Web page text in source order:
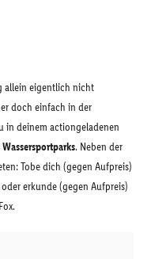
allein eigentlich nicht
doch einfach in der
in deinem actiongeladenen
. Neben der
Tobe dich (gegen Aufpreis)
erkunde (gegen Aufpreis)